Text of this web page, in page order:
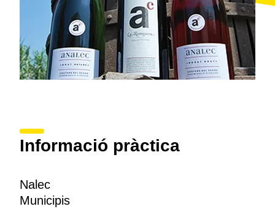
Informació pràctica
Nalec
Municipis